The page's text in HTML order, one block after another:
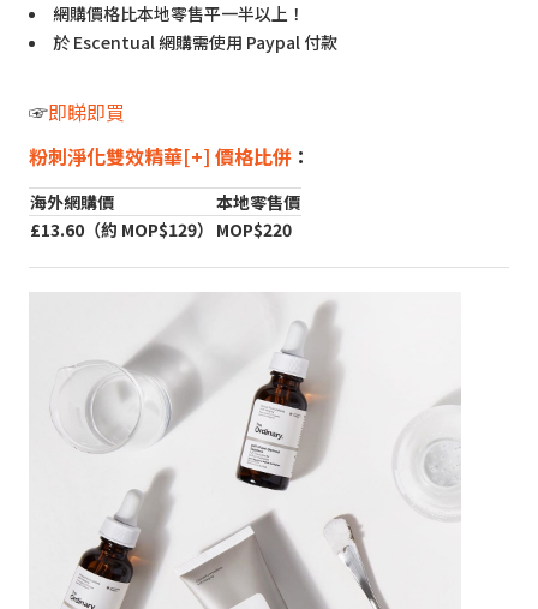
網購價格比本地零售平一半以上！
於 Escentual 網購需使用 Paypal 付款
☞即睇即買
粉刺淨化雙效精華[+] 價格比併 ：
海外網購價
本地零售價
£13.60（約 MOP$129） MOP$220